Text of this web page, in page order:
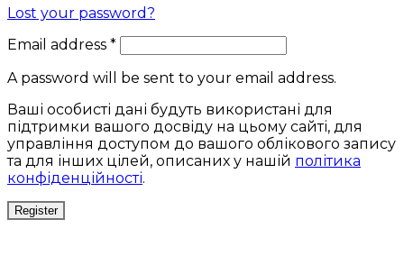
Lost your password?
Email address *
A password will be sent to your email address.
Ваші особисті дані будуть використані для
підтримки вашого досвіду на цьому сайті, для
управління доступом до вашого облікового запису
та для інших цілей, описаних у нашій політика
конфіденційності.
Register